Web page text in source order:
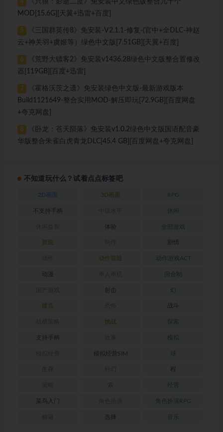
4
《只狼：影逝二度》免安装中文绿色版整合几十个
MOD[15.6G][天翼+迅雷+百度]
5
《三国群英传8》免安装-V2.1.1-修复-(官中+全DLC-神赵
云+神关羽+虞姬等）绿色中文版[7.51GB][天翼+百度]
6
《荒野大镖客2》免安装v1436.28绿色中文版整合置修改
器[119GB][百度+迅雷]
7
《霍格沃茨之遗》免安装绿色中文版-最新游戏版本
Build1121649-整合实用MOD-解压即玩[72.9GB][百度网盘
+夸克网盘]
8
《卧龙：苍天陨落》免安装v1.0.2绿色中文版国语配音豪
华版整合朱雀白虎青龙DLC[45.4 GB][百度网盘+夸克网盘]
不知道玩什么？试着点点标签吧
2D画面 3D画面 RPG
不支持手柄 休闲
体验 全部游戏
冒险 剧情
动作冒险 动作游戏ACT
动漫 回合制
射击 幻
建造 战斗
挑战 探索
支持手柄 模拟
模拟经营SIM 球
生存 程
索 经营
菜鸟入门 角色扮演RPG
选择 音乐